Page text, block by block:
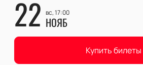
22 вс, 17:00
НОЯБ
Купить билеты